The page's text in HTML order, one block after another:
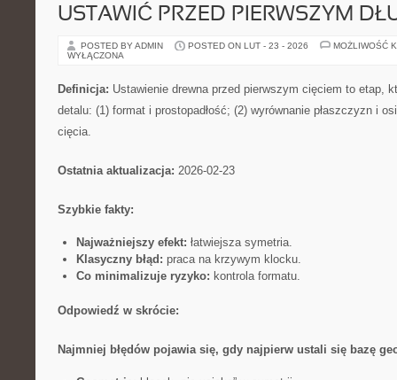
USTAWIĆ PRZED PIERWSZYM
POSTED BY ADMIN POSTED ON LUT - 23 - 2026
MOŻLIWOŚĆ
WYŁĄCZONA
Definicja: Ustawienie drewna przed pierwszym cięciem to etap,
detalu: (1) format i prostopadłość; (2) wyrównanie płaszczyzn i
cięcia.
Ostatnia aktualizacja: 2026-02-23
Szybkie fakty:
Najważniejszy efekt: łatwiejsza symetria.
Klasyczny błąd: praca na krzywym klocku.
Co minimalizuje ryzyko: kontrola formatu.
Odpowiedź w skrócie:
Najmniej błędów pojawia się, gdy najpierw ustali się bazę